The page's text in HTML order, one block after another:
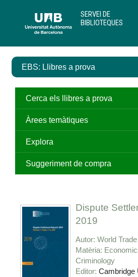
contingut
SERVEI DE
BIBLIOTEQUES
EBS: Llibres a prova
Cerca els llibres a prova
Àrees temàtiques
Explora
Suggeriment de compra
Dispute
2019
Autor World
Matèria
Criminology
Editor Cambridge